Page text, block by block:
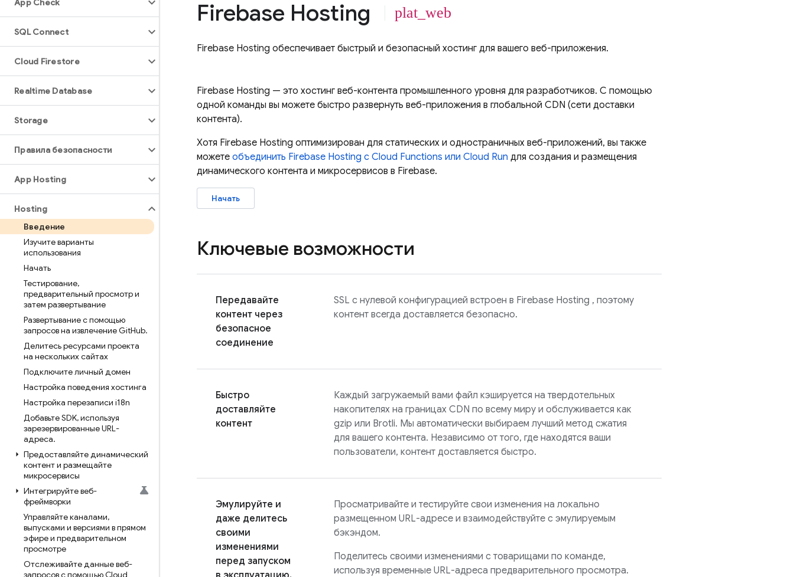
App Check
SQL Connect
Cloud Firestore
Realtime Database
Storage
Правила безопасности
App Hosting
Hosting
Введение
Изучите варианты
использования
Начать
Тестирование,
предварительный просмотр и
затем развертывание
Развертывание с помощью
запросов на извлечение GitHub.
Делитесь ресурсами проекта
на нескольких сайтах
Подключите личный домен
Настройка поведения хостинга
Настройка перезаписи i18n
Добавьте SDK,используя
зарезервированные URL-
адреса.
Предоставляйте динамический
контент и размещайте
микросервисы
Интегрируйте веб-
фреймворки
Управляйте каналами,
выпусками и версиями в прямом
эфире и предварительном
просмотре
Отслеживайте данные веб-
запросов с помощью Cloud
Firebase Hosting plat_web
Firebase Hosting обеспечивает быстрый и безопасный хостинг для вашего веб-приложения.
Firebase Hosting — это хостинг веб-контента промышленного уровня для разработчиков. С помощью
одной команды вы можете быстро развернуть веб-приложения в глобальной CDN (сети доставки
контента).
Хотя Firebase Hosting оптимизирован для статических и одностраничных веб-приложений, вы также
можете объединить Firebase Hosting с Cloud Functions или Cloud Run для создания и размещения
динамического контента и микросервисов в Firebase.
Начать
Ключевые возможности
Передавайте
контент через
безопасное
соединение
SSL с нулевой конфигурацией встроен в Firebase Hosting , поэтому
контент всегда доставляется безопасно.
Быстро
доставляйте
контент
Каждый загружаемый вами файл кэшируется на твердотельных
накопителях на границах CDN по всему миру и обслуживается как
gzip или Brotli. Мы автоматически выбираем лучший метод сжатия
для вашего контента. Независимо от того, где находятся ваши
пользователи, контент доставляется быстро.
Эмулируйте и
даже делитесь
своими
изменениями
перед запуском
Просматривайте и тестируйте свои изменения на локально
размещенном URL-адресе и взаимодействуйте с эмулируемым
бэкэндом.
Поделитесь своими изменениями с товарищами по команде,
используя временные URL-адреса предварительного просмотра.